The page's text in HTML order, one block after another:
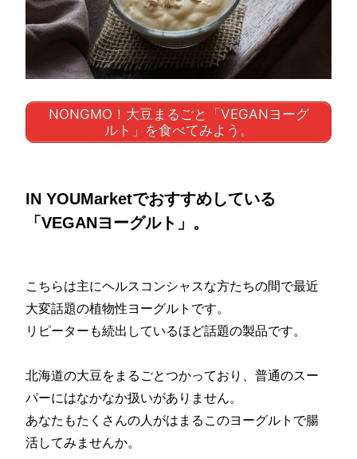
NONGMO！大豆まるごと「VEGANヨーグ
ルト」を食べてみよう。
IN YOUMarketでおすすめしている
「VEGANヨーグルト」。
こちらは主にヘルスコンシャスな方たちの間で最近
大変話題の植物性ヨーグルトです。
リピーターも続出しているほど話題の製品です。
北海道の大豆をまるごとつかっており、普通のスー
パーにはなかなか扱いがありません。
あなたもたくさんの人がはまるこのヨーグルトで腸
活してみませんか。